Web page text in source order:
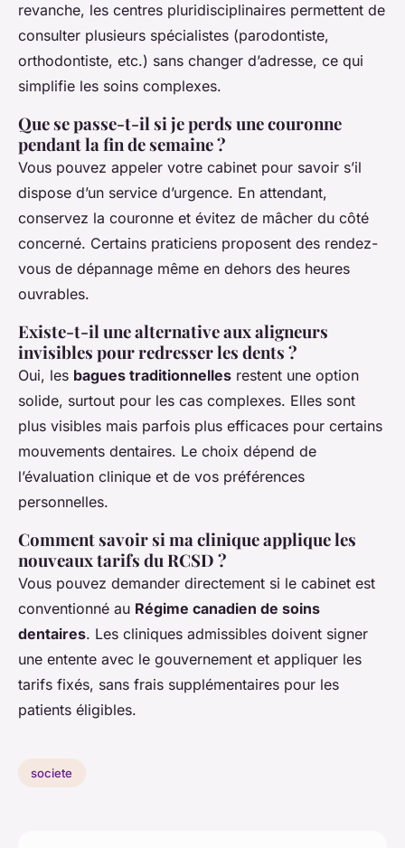
revanche, les centres pluridisciplinaires permettent de
consulter plusieurs spécialistes (parodontiste,
orthodontiste, etc.) sans changer d’adresse, ce qui
simplifie les soins complexes.
Que se passe-t-il si je perds une couronne
pendant la fin de semaine ?
Vous pouvez appeler votre cabinet pour savoir s’il
dispose d’un service d’urgence. En attendant,
conservez la couronne et évitez de mâcher du côté
concerné. Certains praticiens proposent des rendez-
vous de dépannage même en dehors des heures
ouvrables.
Existe-t-il une alternative aux aligneurs
invisibles pour redresser les dents ?
Oui, les bagues traditionnelles restent une option
solide, surtout pour les cas complexes. Elles sont
plus visibles mais parfois plus efficaces pour certains
mouvements dentaires. Le choix dépend de
l’évaluation clinique et de vos préférences
personnelles.
Comment savoir si ma clinique applique les
nouveaux tarifs du RCSD ?
Vous pouvez demander directement si le cabinet est
conventionné au Régime canadien de soins
dentaires. Les cliniques admissibles doivent signer
une entente avec le gouvernement et appliquer les
tarifs fixés, sans frais supplémentaires pour les
patients éligibles.
societe